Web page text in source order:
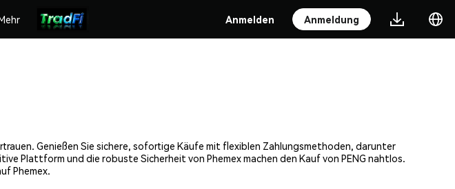
Anmelden Anmeldung
Genießen Sie sichere, sofortige Käufe mit flexiblen Zahlungsmethoden, darunter
Plattform und die robuste Sicherheit von Phemex machen den Kauf von PENG nahtlos.
Phemex.